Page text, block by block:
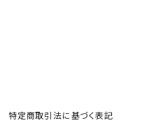
特定商取引法に基づく表記